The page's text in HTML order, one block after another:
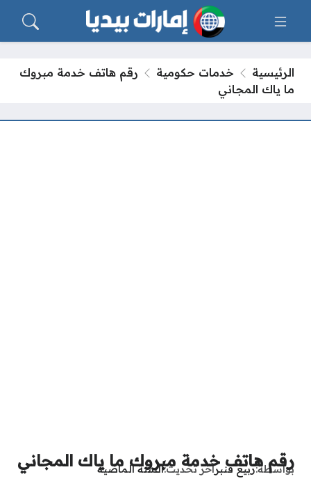
الرئيسية خدمات حكومية
رقم هاتف خدمة مبروك
ما ياك المجاني
رقم هاتف خدمة مبروك ما ياك المجاني
بواسطةربيع قنبرآخر تحديثالسنة الماضية